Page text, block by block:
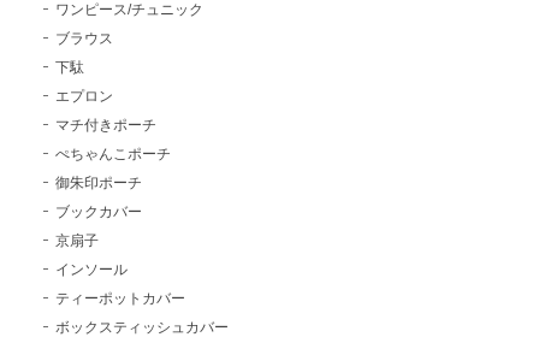
ワンピース/チュニック
ブラウス
下駄
エプロン
マチ付きポーチ
ぺちゃんこポーチ
御朱印ポーチ
ブックカバー
京扇子
インソール
ティーポットカバー
ボックスティッシュカバー